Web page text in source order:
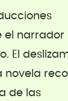
el narrador
El
novela
de las